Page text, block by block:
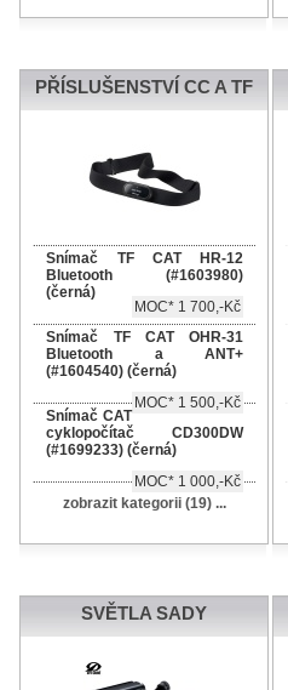
PŘÍSLUŠENSTVÍ CC A TF
Snímač TF CAT HR-12
Bluetooth (#1603980)
(černá)
MOC* 1 700,-Kč
Snímač TF CAT OHR-31
Bluetooth a ANT+
(#1604540) (černá)
MOC* 1 500,-Kč
Snímač CAT
cyklopočítač CD300DW
(#1699233) (černá)
MOC* 1 000,-Kč
zobrazit kategorii (19) ...
SVĚTLA SADY